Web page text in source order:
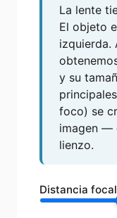
La lente
El objeto
izquierda.
y su
foco) se
imagen —
lienzo.
Distancia